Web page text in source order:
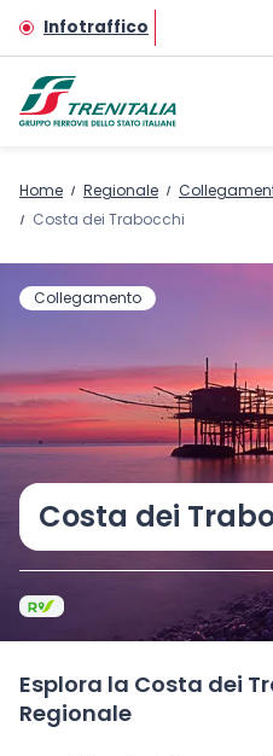
Vai al contenuto principale
Infotraffico
Home Regionale
Costa dei Trabocchi
Collegamento
Costa dei
Esplora la Costa dei
Regionale